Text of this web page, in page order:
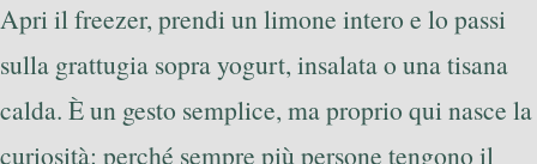
Apri il freezer, prendi un limone intero e lo passi
sulla grattugia sopra yogurt, insalata o una tisana
calda. È un gesto semplice, ma proprio qui nasce la
curiosità: perché sempre più persone tengono il